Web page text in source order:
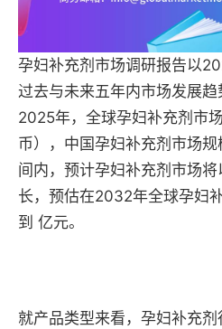
孕妇补充剂市场调研报告以
过去与未来五年内市场发展趋
2025年，全球孕妇补充剂市
币），中国孕妇补充剂市场
间内，预计孕妇补充剂市场
长，预估在2032年全球孕妇
到 亿元。
就产品类型来看，孕妇补充